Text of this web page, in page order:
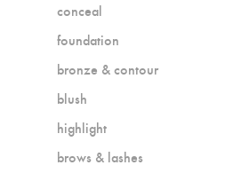
conceal
foundation
bronze & contour
blush
highlight
brows & lashes